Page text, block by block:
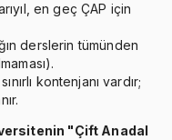
en geç ÇAP için
derslerin tümünden
kontenjanı vardır;
"Çift Anadal